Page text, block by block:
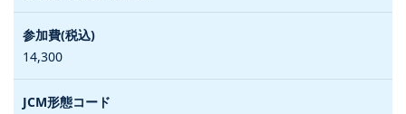
14,300